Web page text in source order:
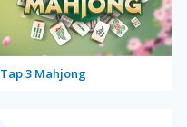
Tap 3 Mahjong